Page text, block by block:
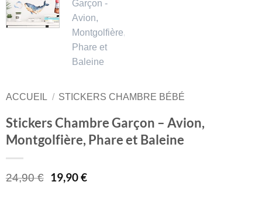
ACCUEIL / STICKERS CHAMBRE BÉBÉ
Stickers Chambre Garçon – Avion,
Montgolfière, Phare et Baleine
24,90€ Le
19,90€Le